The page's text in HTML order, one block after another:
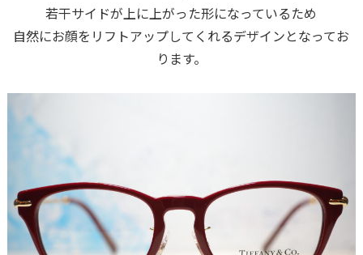
若干サイドが上に上がった形になっているため
自然にお顔をリフトアップしてくれるデザインとなってお
ります。